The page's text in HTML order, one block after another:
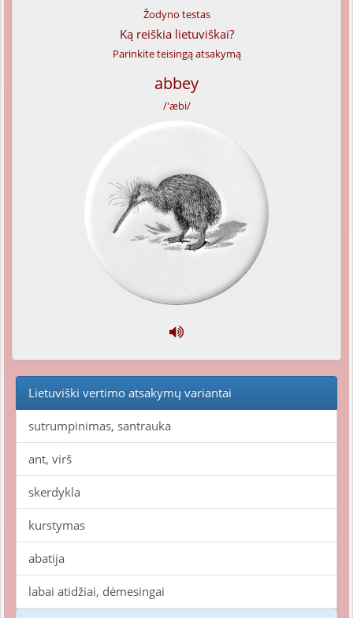
Žodyno testas
Ką reiškia lietuviškai?
Parinkite teisingą atsakymą
abbey
/'æbi/
Lietuviški vertimo atsakymų variantai
sutrumpinimas, santrauka
ant, virš
skerdykla
kurstymas
abatija
labai atidžiai, dėmesingai